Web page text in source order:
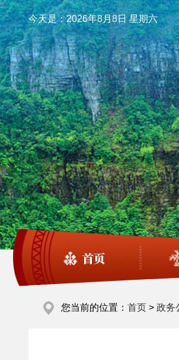
今天是：2026年8月8日 星期六
首页
您当前的位置： 首页 > 政务